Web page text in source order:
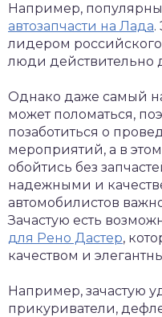
Например,
автозапчасти на Лада.
лидером
люди действительно
Однако даже самый
может поломаться,
позаботиться о
мероприятий, а в
обойтись без
надежными и
автомобилистов
Зачастую есть
для Рено Дастер,
качеством и
Например, зачастую
прикуриватели,